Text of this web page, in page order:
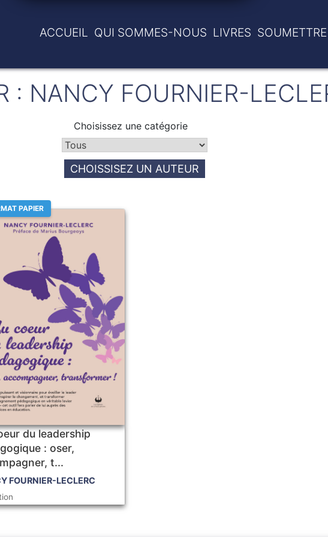
ACCUEIL QUI SOMMES-NOUS LIVRES
: NANCY FOURNIER-
Choisissez une catégorie
CHOISSISEZ UN AUTEUR
PAPIER
du leadership
: oser,
t...
FOURNIER-LECLERC